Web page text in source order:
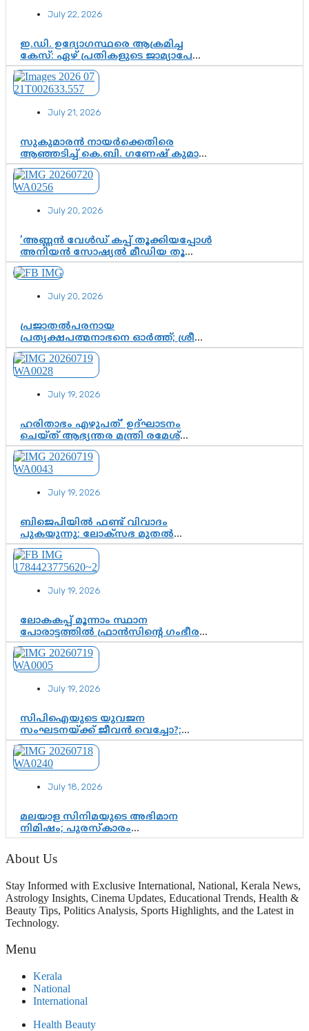
July 22, 2026
ഇ.ഡി. ഉദ്യോഗസ്ഥരെ ആക്രമിച്ച
കേസ്: ഏഴ് പ്രതികളുടെ ജാമ്യാപേക്ഷ
വീണ്ടും തള്ളി; അന്വേഷണം തുടരാൻ
കോടതി അനുമതി
July 21, 2026
സുകുമാരൻ നായർക്കെതിരെ
ആഞ്ഞടിച്ച് കെ.ബി. ഗണേഷ് കുമാർ,
വി.ഡി. സതീശന് പൂർണ പിന്തുണ
July 20, 2026
‘അണ്ണൻ വേൾഡ് കപ്പ് തൂക്കിയപ്പോൾ
അനിയൻ സോഷ്യൽ മീഡിയ തൂക്കി’;
ലാമിൻ യമാലിന്റെ
കിരീടധാരണത്തിനിടെ
ചുണക്കുട്ടൻ
July 20, 2026
പ്രജാതൽപരനായ
പ്രത്യക്ഷപത്മനാഭനെ ഓർത്ത്; ശ്രീ
ചിത്തിര തിരുനാൾ മഹാരാജാവിന്റെ
35-ാം നാടുനീങ്ങൽ ദിനം ഇന്ന്
July 19, 2026
ഹരിതാഭം എഴുപത്’ ഉദ്ഘാടനം
ചെയ്ത് ആഭ്യന്തര മന്ത്രി രമേശ്
ചെന്നിത്തല; ആർ. ഹരികുമാറിന്റെ
സപ്തതി ആഘോഷങ്ങൾക്ക്
പ്രൗഢമായ തുടക്കം
July 19, 2026
ബിജെപിയിൽ ഫണ്ട് വിവാദം
പുകയുന്നു; ലോക്സഭ മുതൽ
നിയമസഭ വരെ 140 മണ്ഡലങ്ങളിലെ
ഫണ്ട് വിനിയോഗം
പരിശോധിക്കുമോ? കേന്ദ്രത്തിനും
ഘടകത്തോട് അതൃപ്തി
July 19, 2026
ലോകകപ്പ് മൂന്നാം സ്ഥാന
പോരാട്ടത്തിൽ ഫ്രാൻസിന്റെ ഗംഭീര
തിരിച്ചുവരവ്; ഗോൾവേട്ടയിൽ
മെസ്സിയെ മറികടന്ന് എംബാപ്പെ
July 19, 2026
സിപിഐയുടെ യുവജന
സംഘടനയ്ക്ക് ജീവൻ വെച്ചോ?;
ജിസ്മോന്റെ വിമർശനം രാഷ്ട്രീയ
ഇരട്ടത്താപ്പെന്ന് ചർച്ച
July 18, 2026
മലയാള സിനിമയുടെ അഭിമാന
നിമിഷം; പുരസ്‌കാരം
ആഘോഷമാകട്ടെ, മികവ് ശീലമാകട്ടെ
About Us
Stay Informed with Exclusive International, National, Kerala News,
Astrology Insights, Cinema Updates, Educational Trends, Health &
Beauty Tips, Politics Analysis, Sports Highlights, and the Latest in
Technology.
Menu
Kerala
National
International
Health Beauty